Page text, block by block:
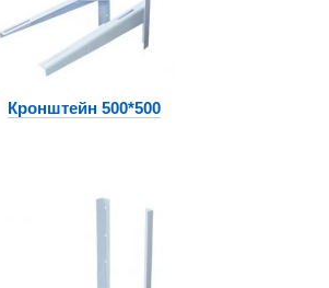
Кронштейн 500*500